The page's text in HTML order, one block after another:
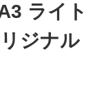
ライト
ジナル